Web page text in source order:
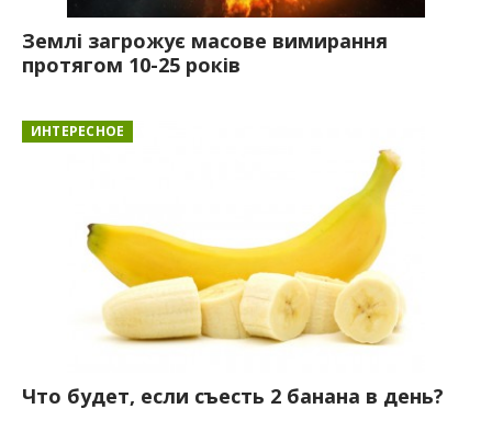
Землі загрожує масове вимирання
протягом 10-25 років
ИНТЕРЕСНОЕ
Что будет, если съесть 2 банана в день?